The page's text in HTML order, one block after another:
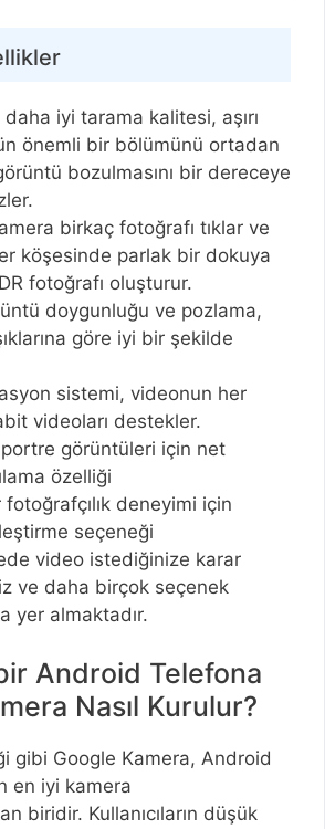
iyi tarama kalitesi, aşırı
önemli bir bölümünü ortadan
bozulmasını bir dereceye
birkaç fotoğrafı tıklar ve
köşesinde parlak bir dokuya
fotoğrafı oluşturur.
doygunluğu ve pozlama,
göre iyi bir şekilde
sistemi, videonun her
videoları destekler.
görüntüleri için net
özelliği
deneyimi için
seçeneği
video istediğinize karar
ve daha birçok seçenek
yer almaktadır.
Android Telefona
Nasıl Kurulur?
gibi Google Kamera, Android
en iyi kamera
biridir. Kullanıcıların düşük